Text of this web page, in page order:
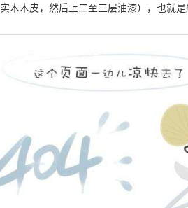
木木皮，然后上二至三层油漆），也就